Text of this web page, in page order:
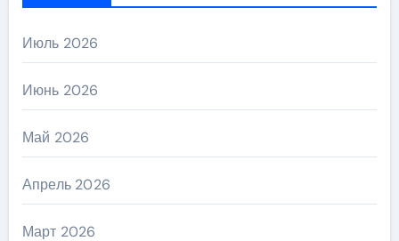
Июль 2026
Июнь 2026
Май 2026
Апрель 2026
Март 2026